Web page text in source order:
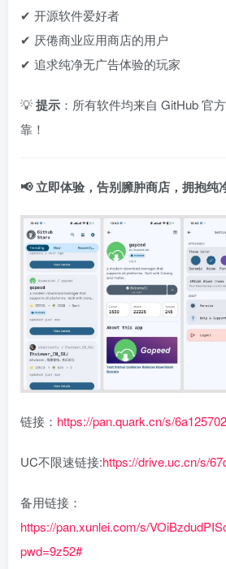
✔ 开源软件爱好者
✔ 厌倦商业应用商店的用户
✔ 追求纯净无广告体验的玩家
💡 ‌提示 ：所有软件均来自 GitHub 官
靠！
📢 立即体验，告别臃肿商店，拥抱纯
链接： https://pan.quark.cn/s/
UC不限速链接:https://drive.uc.cn/s/
备用链接：
https://pan.xunlei.com/s/
pwd=9z52#